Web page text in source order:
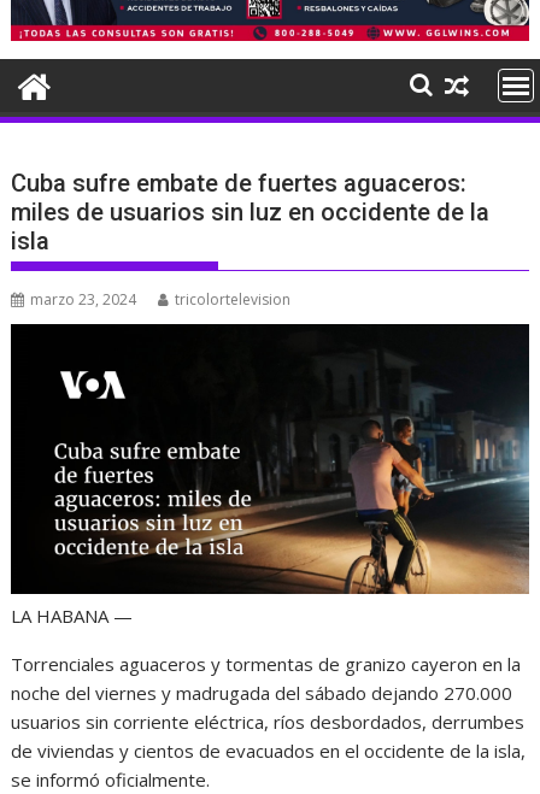
Cuba sufre embate de fuertes aguaceros:
miles de usuarios sin luz en occidente de la
isla
marzo 23, 2024 tricolortelevision
LA HABANA —
Torrenciales aguaceros y tormentas de granizo cayeron en la
noche del viernes y madrugada del sábado dejando 270.000
usuarios sin corriente eléctrica, ríos desbordados, derrumbes
de viviendas y cientos de evacuados en el occidente de la isla,
se informó oficialmente.